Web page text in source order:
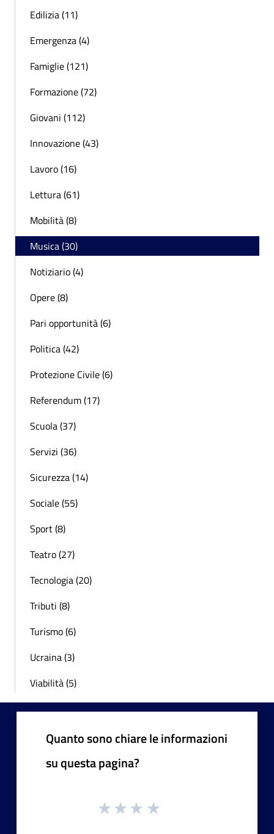
Edilizia (11)
Emergenza (4)
Famiglie (121)
Formazione (72)
Giovani (112)
Innovazione (43)
Lavoro (16)
Lettura (61)
Mobilità (8)
Musica (30)
Notiziario (4)
Opere (8)
Pari opportunità (6)
Politica (42)
Protezione Civile (6)
Referendum (17)
Scuola (37)
Servizi (36)
Sicurezza (14)
Sociale (55)
Sport (8)
Teatro (27)
Tecnologia (20)
Tributi (8)
Turismo (6)
Ucraina (3)
Viabilità (5)
Quanto sono chiare le informazioni
su questa pagina?